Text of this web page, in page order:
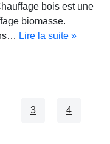
bois est une
biomasse.
Lire la suite »
3 4